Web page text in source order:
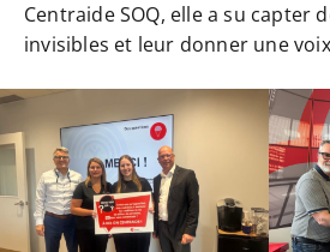
Centraide SOQ, elle a su capter
invisibles et leur donner une